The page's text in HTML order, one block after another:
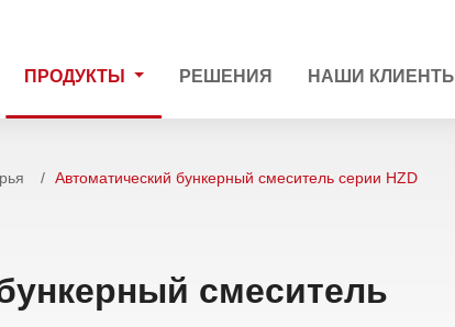
ПРОДУКТЫ РЕШЕНИЯ НАШИ КЛИЕНТЫ
Автоматический бункерный смеситель серии HZD
смеситель